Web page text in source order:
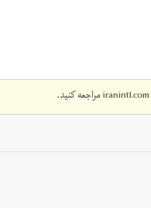
iranintl.comمراجعه کنید.